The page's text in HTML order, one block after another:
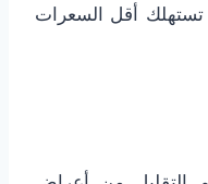
تستهلك أقل السعرات